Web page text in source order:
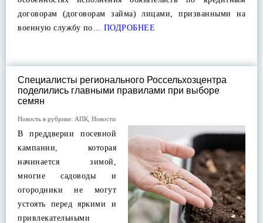
договорам (договорам займа) лицами, призванными на
военную службу по… ПОДРОБНЕЕ
Специалисты регионального Россельхозцентра
поделились главными правилами при выборе
семян
Новость в рубрике: АПК Новости
В преддверии посевной
кампании, которая
начинается зимой,
многие садоводы и
огородники не могут
устоять перед яркими и
привлекательными